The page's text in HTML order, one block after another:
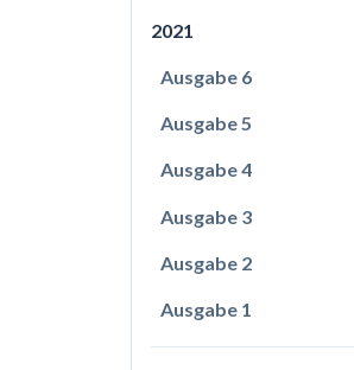
2021
Ausgabe 6
Ausgabe 5
Ausgabe 4
Ausgabe 3
Ausgabe 2
Ausgabe 1